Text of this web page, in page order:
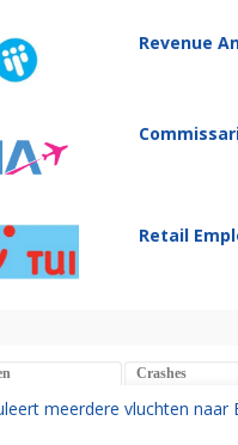
Revenue
Retail
Crashes
meerdere vluchten naar